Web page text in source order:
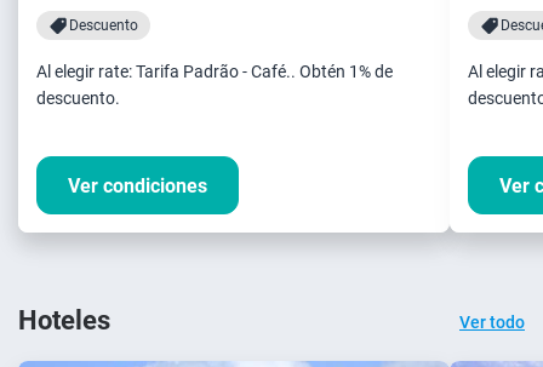
Descuento
Al elegir rate: Tarifa Padrão - Café.. Obtén 1% de
descuento.
Ver condiciones
Al elegir
Ver
Hoteles Ver todo